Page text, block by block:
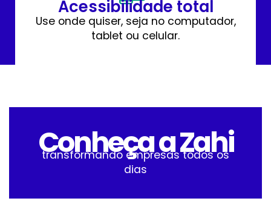
Acessibilidade total
Use onde quiser, seja no computador,
tablet ou celular.
Conheça a Zahi
transformando empresas todos os
dias